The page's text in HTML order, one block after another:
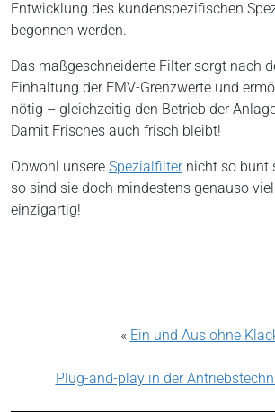
Entwicklung des kundenspezifischen
begonnen werden.
Das maßgeschneiderte Filter sorgt nach
Einhaltung der EMV-Grenzwerte und
nötig – gleichzeitig den Betrieb der
Damit Frisches auch frisch bleibt!
Obwohl unsere Spezialfilternicht so bunt
so sind sie doch mindestens genauso
einzigartig!
« Ein und Aus ohne
Plug-and-play in der